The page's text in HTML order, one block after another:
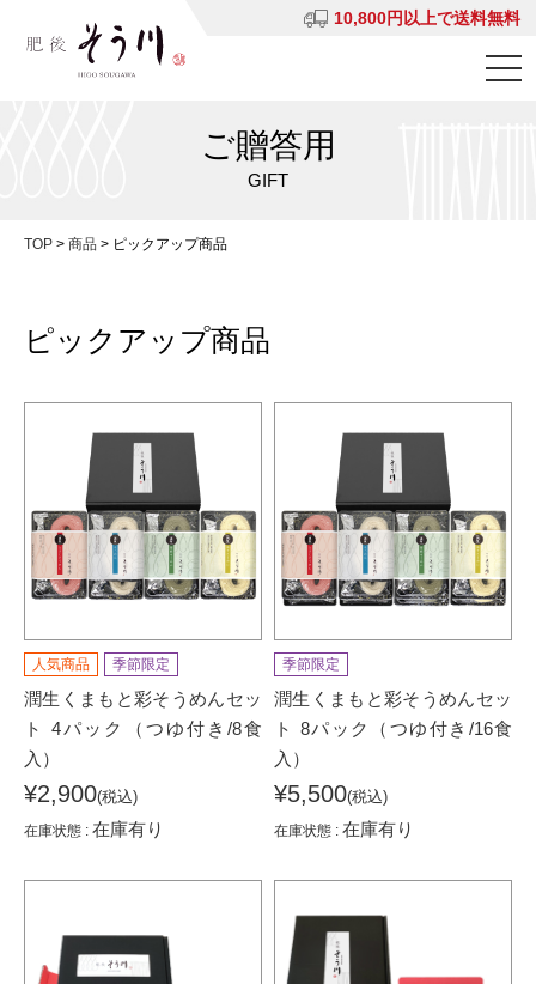
10,800円以上で送料無料
ご贈答用
GIFT
TOP > 商品 > ピックアップ商品
ピックアップ商品
人気商品 季節限定
潤生くまもと彩そうめんセッ
ト 4パック（つゆ付き/8食
入）
¥2,900(税込)
在庫状態 : 在庫有り
季節限定
潤生くまもと彩そうめんセッ
ト 8パック（つゆ付き/16食
入）
¥5,500(税込)
在庫状態 : 在庫有り